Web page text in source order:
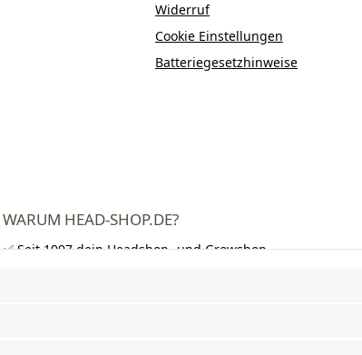
Widerruf
Cookie Einstellungen
Batteriegesetzhinweise
WARUM HEAD-SHOP.DE?
✅ Seit 1997 dein Headshop- und Growshop-